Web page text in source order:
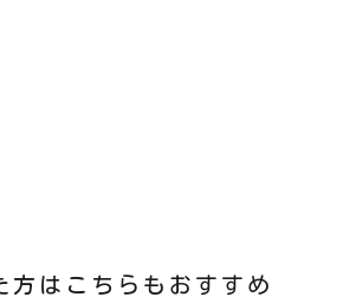
方はこちらもおすすめ